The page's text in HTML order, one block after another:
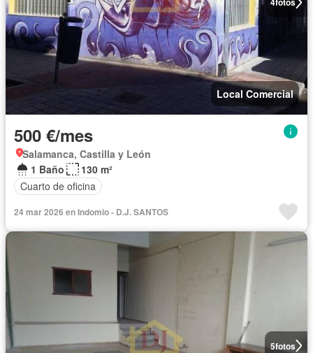
Local Comercial
500 €/mes
Salamanca, Castilla y León
1 Baño
130 m²
Cuarto de oficina
24 mar 2026 en Indomio - D.J. SANTOS
5fotos